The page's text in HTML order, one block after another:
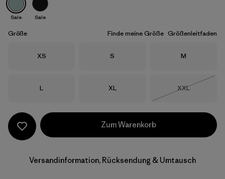
Thin Ice
Sale Sale
Größe Finde meine Größe Größenleitfaden
Größe
XS Größe
S Größe
M
Größe
L Größe
XL Größe
XXL
Zum Warenkorb
Versandinformation, Rücksendung & Umtausch